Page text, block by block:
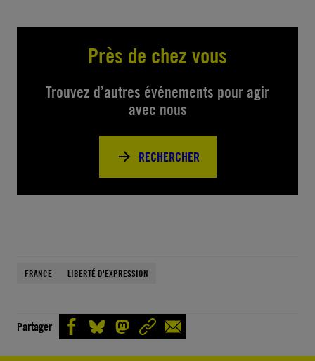
Près de chez vous
Trouvez d’autres événements pour agir
avec nous
RECHERCHER
FRANCE LIBERTÉ D'EXPRESSION
Partager